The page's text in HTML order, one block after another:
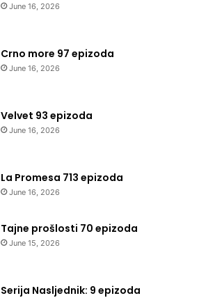
June 16, 2026
Crno more 97 epizoda
June 16, 2026
Velvet 93 epizoda
June 16, 2026
La Promesa 713 epizoda
June 16, 2026
Tajne prošlosti 70 epizoda
June 15, 2026
Serija Nasljednik: 9 epizoda